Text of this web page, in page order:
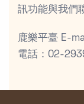
訊功能與我們
鹿樂平臺 E-
電話：02-